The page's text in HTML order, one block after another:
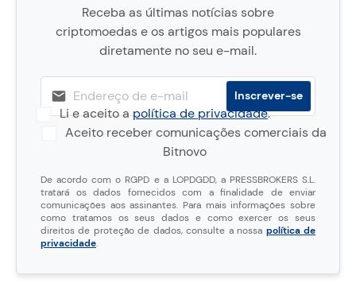
Receba as últimas notícias sobre
criptomoedas e os artigos mais populares
diretamente no seu e-mail.
Li e aceito apolítica de privacidade.
Aceito receber comunicações comerciais da
Bitnovo
De acordo com o RGPD e a LOPDGDD, a PRESSBROKERS S.L.
tratará os dados fornecidos com a finalidade de enviar
comunicações aos assinantes. Para mais informações sobre
como tratamos os seus dados e como exercer os seus
direitos de proteção de dados, consulte a nossa política de
privacidade.